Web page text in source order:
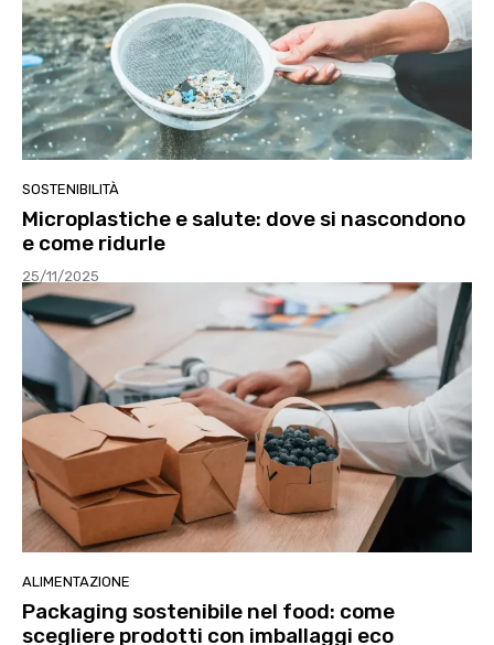
SOSTENIBILITÀ
Microplastiche e salute: dove si nascondono
e come ridurle
25/11/2025
ALIMENTAZIONE
Packaging sostenibile nel food: come
scegliere prodotti con imballaggi eco